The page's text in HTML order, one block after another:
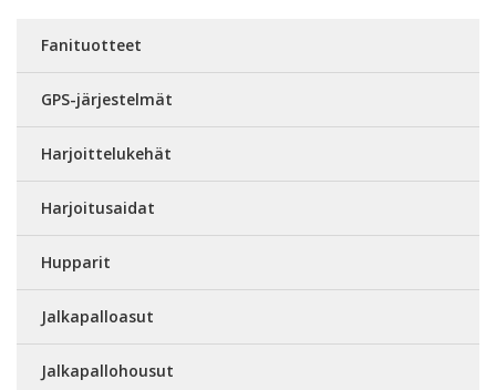
Fanituotteet
GPS-järjestelmät
Harjoittelukehät
Harjoitusaidat
Hupparit
Jalkapalloasut
Jalkapallohousut